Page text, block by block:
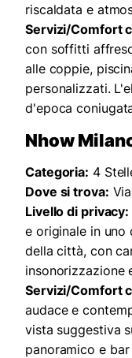
riscaldata e
Servizi/Comfort
con soffitti
alle coppie,
personalizzati.
d'epoca
Nhow
Categoria: 4
Dove si trova:
Livello di privacy:
e originale in
della città, con
insonorizzazione
Servizi/Comfort
audace e
vista suggestiva
panoramico e